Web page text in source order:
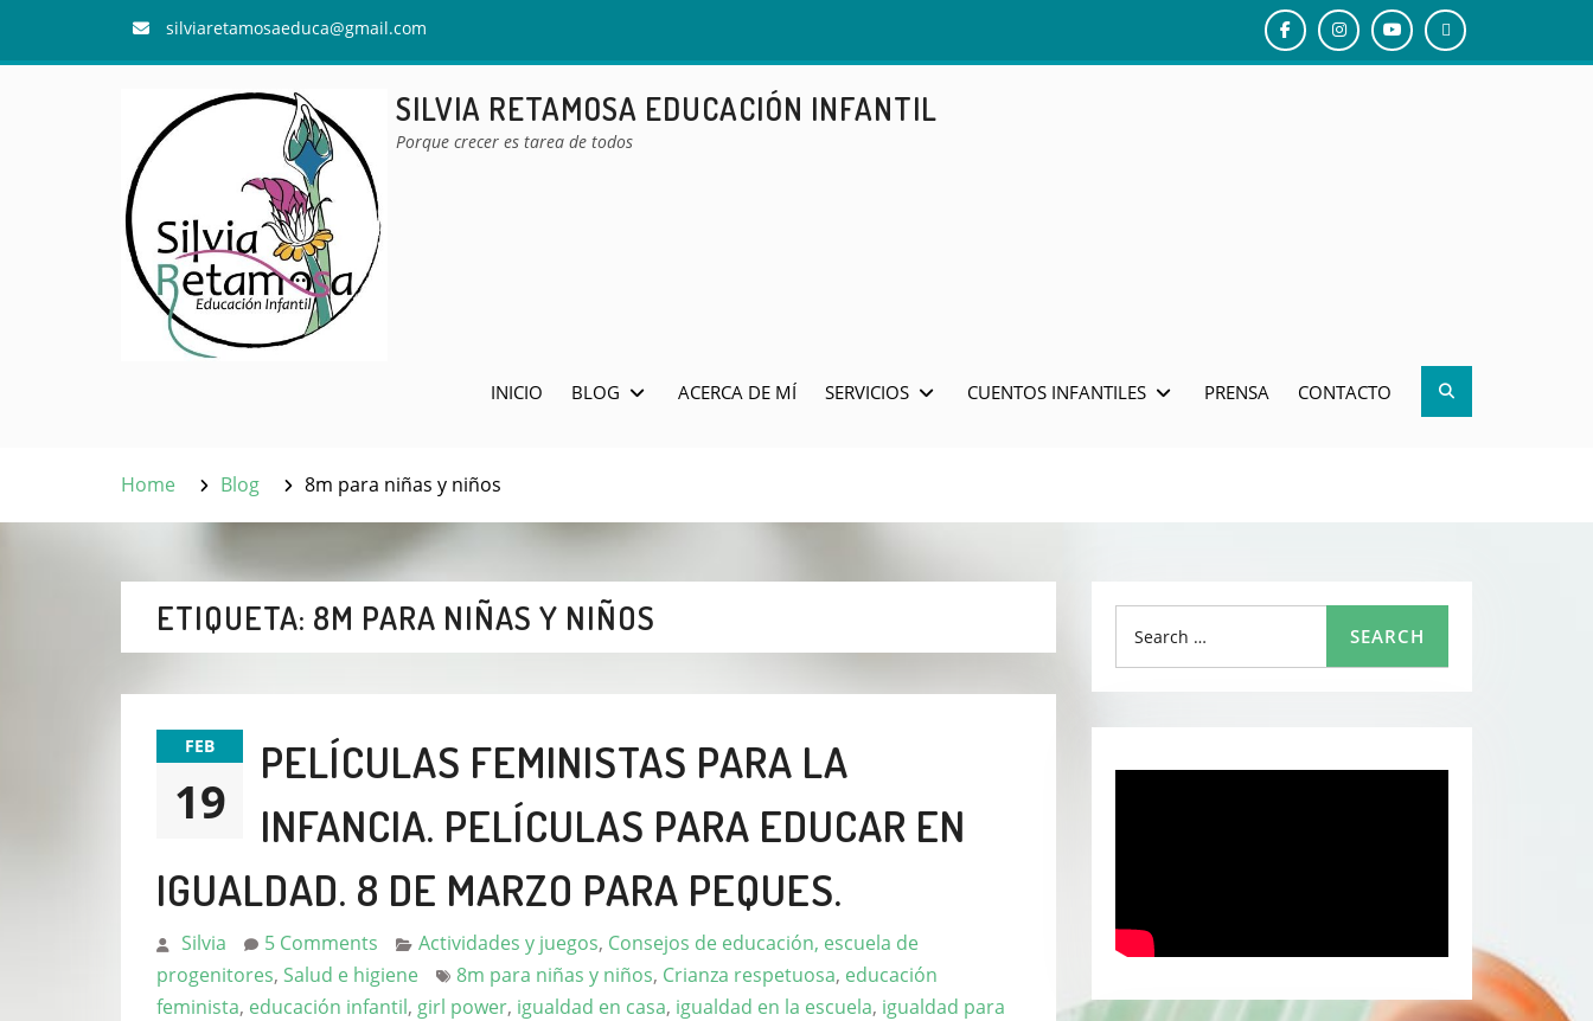
silviaretamosaeduca@gmail.com
FacebookInstagramYoutube
El
SILVIA RETAMOSA EDUCACIÓN INFANTIL
Porque crecer es tarea de todos
INICIO BLOG ACERCA DE MÍ SERVICIOS CUENTOS INFANTILES PRENSA CONTACTO
Home Blog 8m para niñas y niños
ETIQUETA: 8M PARA NIÑAS Y NIÑOS
FEB
19
PELÍCULAS FEMINISTAS PARA LA
INFANCIA. PELÍCULAS PARA EDUCAR EN
IGUALDAD. 8 DE MARZO PARA PEQUES.
Silvia 5 Comments Actividades y juegos, Consejos de educación, escuela de
progenitores, Salud e higiene 8m para niñas y niños, Crianza respetuosa, educación
feminista, educación infantil, girl power, igualdad en casa, igualdad en la escuela, igualdad para
for:
SEARCH